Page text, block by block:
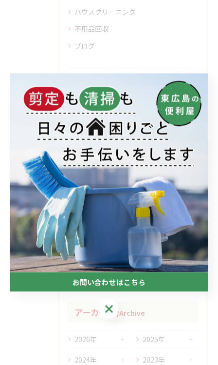
ハウスクリーニング
不用品回収
ブログ
最近の投稿 Recent Posts
2026/05/08
雨樋補修
2026/05/02
‼高所作業もおうちの御用聞き家工房八本松へお任せください‼
2026/03/23
エアコン取付でもおうちの御用家工房にお任せください
アーカイブ Archive
2026年 2025年
2024年 2023年
お問い合わせはこちら
お問い合わせはこちら